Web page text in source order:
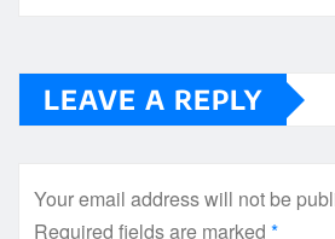
LEAVE A REPLY
Your email address will not be
Required fields are marked *